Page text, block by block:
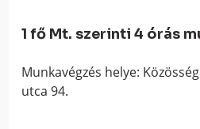
1 fő Mt. szerinti 4 órás
Munkavégzés helye:
utca 94.